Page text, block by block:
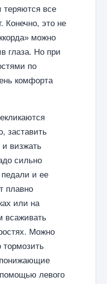
теряются все
Конечно, это не
можно
глаза. Но при
по
комфорта
заставить
и визжать
сильно
педали и ее
плавно
или на
всаживать
Можно
понижающие
левого